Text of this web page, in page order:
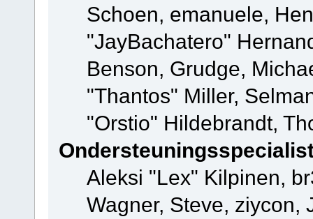
Schoen, emanuele,
"JayBachatero"
Benson, Grudge,
"Thantos" Miller,
"Orstio" Hildebrandt,
Aleksi "Lex" Kilpinen,
Wagner, Steve, ziycon,